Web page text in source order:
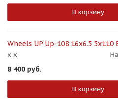
В корзину
Wheels UP Up-108 16x6.5
x x
8 400 руб.
В корзину